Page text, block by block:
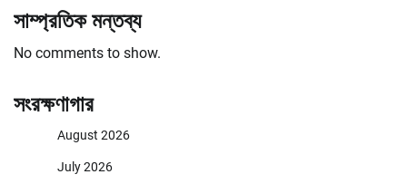
সাম্প্রতিক মন্তব্য
No comments to show.
সংরক্ষণাগার
August 2026
July 2026